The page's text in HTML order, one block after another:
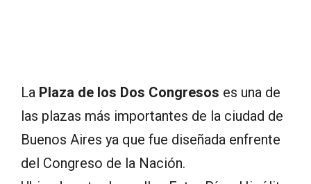
La Plaza de los Dos Congresos es una de
las plazas más importantes de la ciudad de
Buenos Aires ya que fue diseñada enfrente
del Congreso de la Nación.